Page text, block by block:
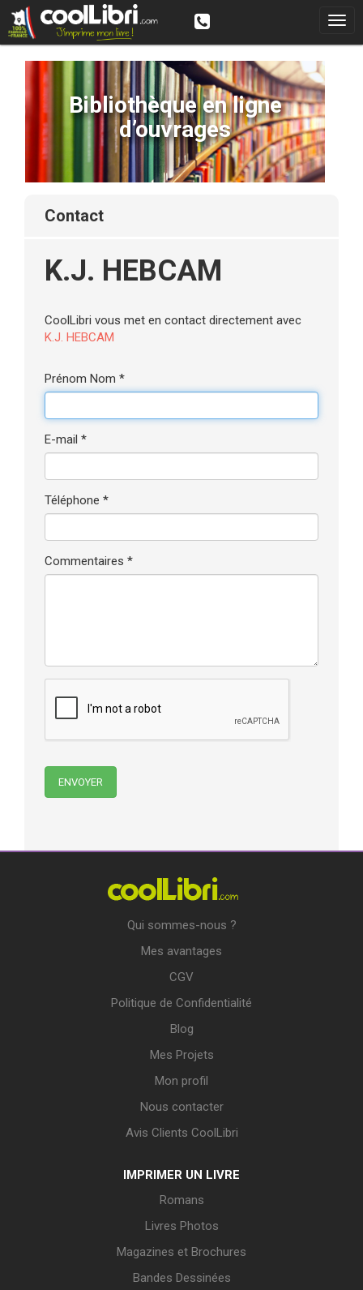
Bibliothèque en ligne
d’ouvrages
contact
K.J. HEBCAM
CoolLibri vous met en contact directement avec
K.J. HEBCAM
Prénom Nom *
E-mail *
Téléphone *
Commentaires *
Qui sommes-nous ?
Mes avantages
CGV
Politique de Confidentialité
Blog
Mes Projets
Mon profil
Nous contacter
Avis Clients CoolLibri
IMPRIMER UN LIVRE
Romans
Livres Photos
Magazines et Brochures
Bandes Dessinées